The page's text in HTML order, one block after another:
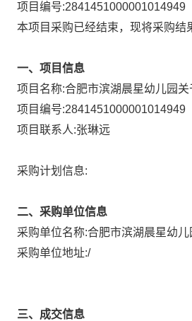
项目编号:2841451000001014949
本项目采购已经结束，现将采购结
一、项目信息
项目名称:合肥市滨湖晨星幼儿园
项目编号:2841451000001014949
项目联系人:张琳远
采购计划信息:
二、采购单位信息
采购单位名称:合肥市滨湖晨星幼儿
采购单位地址:/
三、成交信息